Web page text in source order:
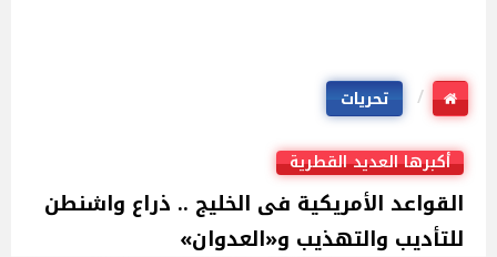
تحريات
أكبرها العديد القطرية
القواعد الأمريكية فى الخليج .. ذراع واشنطن
للتأديب والتهذيب و«العدوان»